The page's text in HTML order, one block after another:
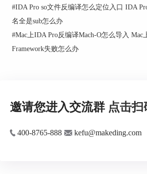
构，必须引入动态手段。
5、反调试与反仿真会让动态验证
部分样本会在调试器存在时走不
时间窗口才解密，导致你用动态去
做函数定位、交叉引用追踪、字符
内存布局随输入变化的细节，仅靠
#IDA Pro so文件反编译怎么定位入口 IDA
名全是sub怎么办
#Mac上IDA Pro反编译Mach-O怎么导入 Mac
Framework失败怎么办
邀请您进入交流群 点击扫
400-8765-888 kefu@makeding.com